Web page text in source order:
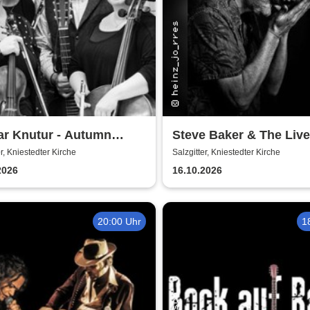
Knutur - Autumn
Trio Tour
Kniestedter Kirche
Steve Baker & The
Salzgitter, Kniestedter Kirche
16.10.2026
20:00 Uhr